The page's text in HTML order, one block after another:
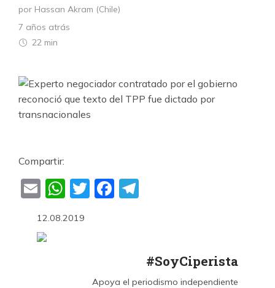
por Hassan Akram (Chile)
7 años atrás
22 min
Compartir:
EmailWhatsApp
TwitterFacebook
12.08.2019
#SoyCiperista
Apoya el periodismo independiente